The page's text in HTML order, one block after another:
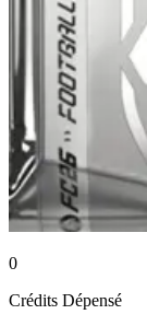
0
Crédits Dépensé